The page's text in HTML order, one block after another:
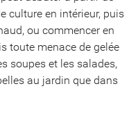
culture en intérieur, puis
ou commencer en
toute menace de gelée
soupes et les salades,
au jardin que dans